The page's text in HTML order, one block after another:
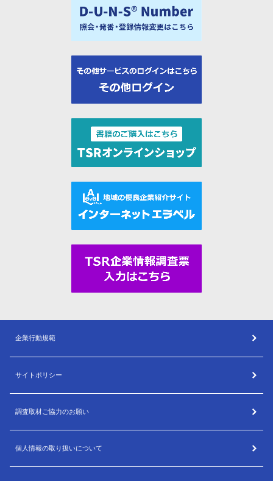
企業行動規範
サイトポリシー
調査取材ご協力のお願い
個人情報の取り扱いについて